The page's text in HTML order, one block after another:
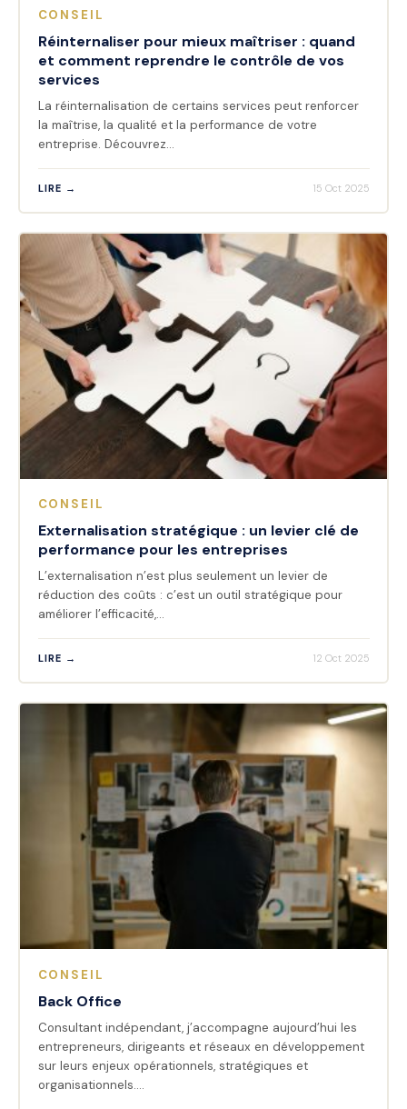
CONSEIL
Réinternaliser pour mieux maîtriser : quand
et comment reprendre le contrôle de vos
services
La réinternalisation de certains services peut renforcer
la maîtrise, la qualité et la performance de votre
entreprise. Découvrez…
LIRE → 15 Oct 2025
CONSEIL
Externalisation stratégique : un levier clé de
performance pour les entreprises
L’externalisation n’est plus seulement un levier de
réduction des coûts : c’est un outil stratégique pour
améliorer l’efficacité,…
LIRE → 12 Oct 2025
CONSEIL
Back Office
Consultant indépendant, j’accompagne aujourd’hui les
entrepreneurs, dirigeants et réseaux en développement
sur leurs enjeux opérationnels, stratégiques et
organisationnels.…